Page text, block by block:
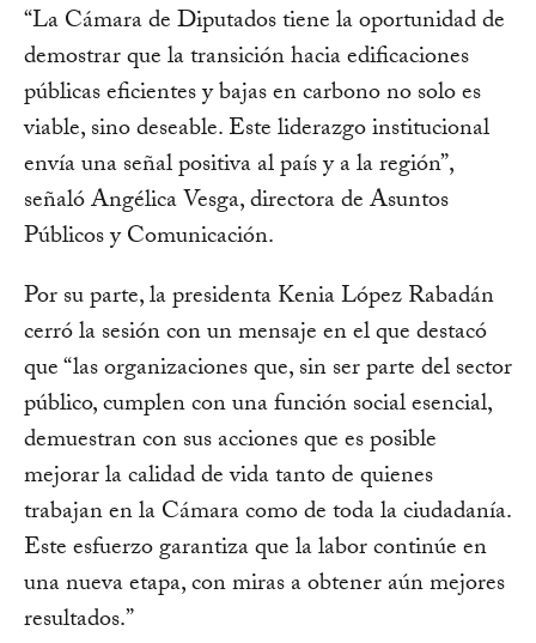
“La Cámara de Diputados tiene la oportunidad de
demostrar que la transición hacia edificaciones
públicas eficientes y bajas en carbono no solo es
viable, sino deseable. Este liderazgo institucional
envía una señal positiva al país y a la región”,
señaló Angélica Vesga, directora de Asuntos
Públicos y Comunicación.
Por su parte, la presidenta Kenia López Rabadán
cerró la sesión con un mensaje en el que destacó
que “las organizaciones que, sin ser parte del sector
público, cumplen con una función social esencial,
demuestran con sus acciones que es posible
mejorar la calidad de vida tanto de quienes
trabajan en la Cámara como de toda la ciudadanía.
Este esfuerzo garantiza que la labor continúe en
una nueva etapa, con miras a obtener aún mejores
resultados.”